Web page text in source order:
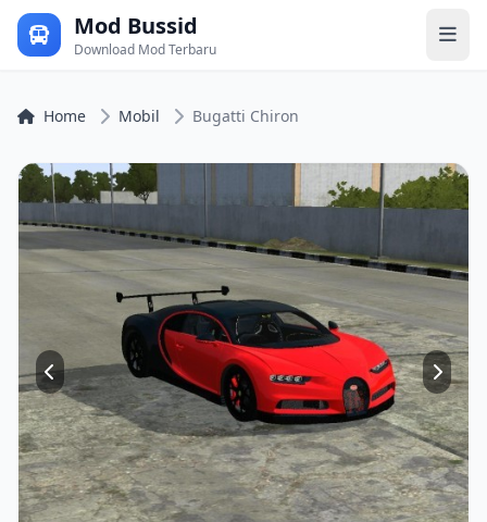
Mod Bussid
Download Mod Terbaru
Home Mobil Bugatti Chiron